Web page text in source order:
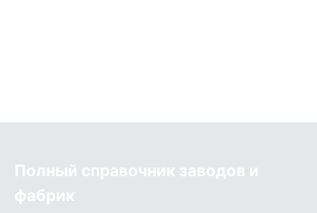
Полный справочник заводов и
фабрик